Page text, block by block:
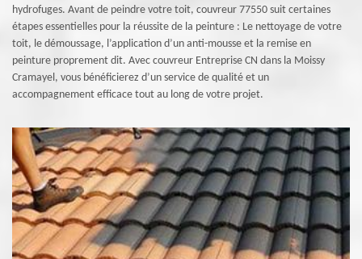
hydrofuges. Avant de peindre votre toit, couvreur 77550 suit certaines
étapes essentielles pour la réussite de la peinture : Le nettoyage de votre
toit, le démoussage, l’application d’un anti-mousse et la remise en
peinture proprement dit. Avec couvreur Entreprise CN dans la Moissy
Cramayel, vous bénéficierez d’un service de qualité et un
accompagnement efficace tout au long de votre projet.